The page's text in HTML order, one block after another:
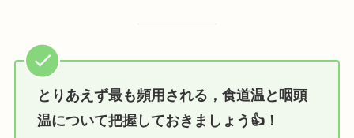
とりあえず最も頻用される，食道温と咽頭
温について把握しておきましょう👍！